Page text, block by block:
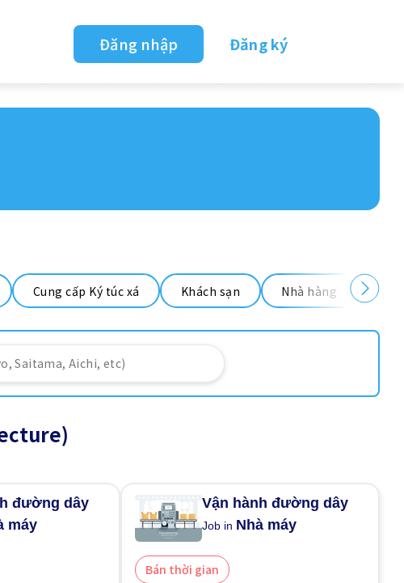
Đăng nhập Đăng ký
Cung cấp Ký túc xá Khách sạn Nhà hàng
đường dây
máy
Vận hành đường dây
Job in Nhà máy
Bán thời gian